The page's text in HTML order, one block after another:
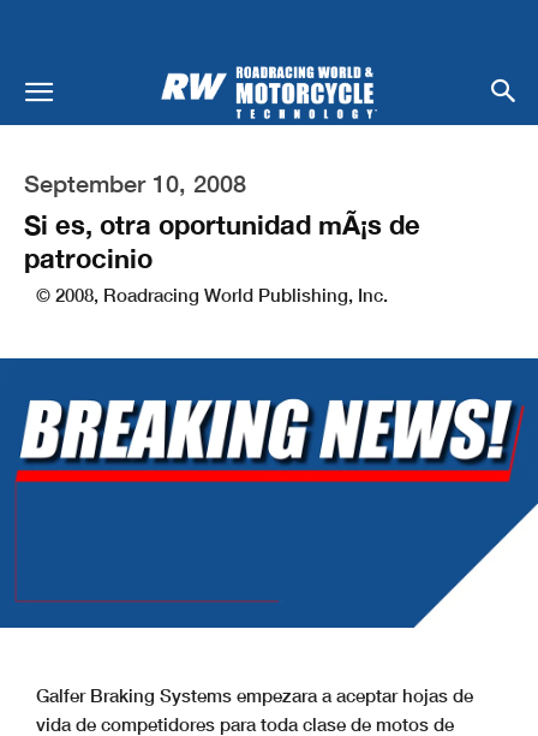
September 10, 2008
Si es, otra oportunidad mÃ¡s de
patrocinio
© 2008, Roadracing World Publishing, Inc.
Galfer Braking Systems empezara a aceptar hojas de
vida de competidores para toda clase de motos de